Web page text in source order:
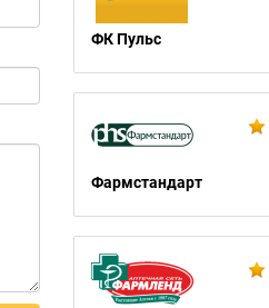
ФК Пульс
Фармстандарт